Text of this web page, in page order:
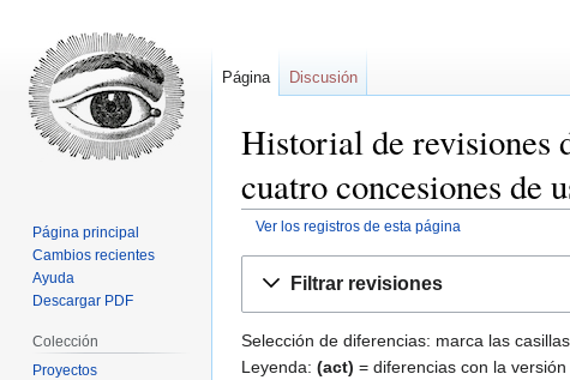
Historial de revisiones
cuatro concesiones de
Ver los registros de esta página
navegación
búsqueda
Filtrar revisiones
Selección de diferencias: marca las
Leyenda: (act) = diferencias con la versión
Página Discusión
Página principal
Cambios recientes
Ayuda
Descargar PDF
Colección
Proyectos